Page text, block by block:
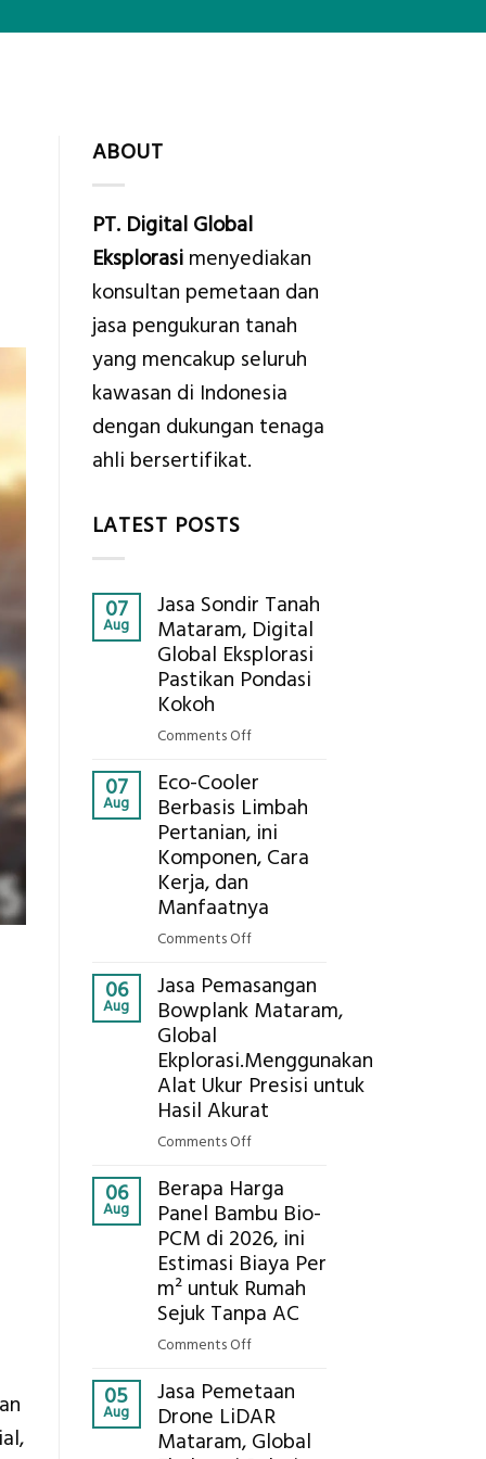
ABOUT
PT. Digital Global
Eksplorasimenyediakan
konsultan pemetaan dan
jasa pengukuran tanah
yang mencakup seluruh
kawasan di Indonesia
dengan dukungan tenaga
ahli bersertifikat.
LATEST POSTS
07
Aug
Jasa Sondir Tanah
Mataram, Digital
Global Eksplorasi
Pastikan Pondasi
Kokoh
Comments Offon
Sondir
Tanah
Mataram,
Digital
Eksplorasi
Pastikan
07
Aug
Eco-Cooler
Berbasis Limbah
Pertanian, ini
Komponen, Cara
Kerja, dan
Manfaatnya
Comments Offon
Cooler
Berbasis
Pertanian,
ini
Komponen,
Manfaatnya
06
Aug
Jasa Pemasangan
Bowplank Mataram,
Global
Ekplorasi.Menggunakan
Alat Ukur Presisi untuk
Hasil Akurat
Comments Offon
Pemasangan
Bowplank
Mataram,
Global
Ekplorasi.Menggunakan
Alat
untuk
Hasil
Akurat
06
Aug
Berapa Harga
Panel Bambu Bio-
PCM di 2026, ini
Estimasi Biaya Per
m² untuk Rumah
Sejuk Tanpa AC
Comments Offon
Harga
Panel
Bambu
05
Aug
Jasa Pemetaan
Drone LiDAR
Mataram, Global